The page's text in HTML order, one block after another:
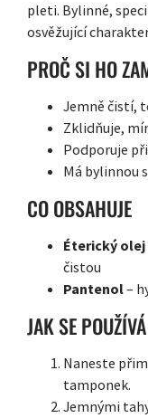
pleti. Bylinné,
osvěžující
PROČ SI HO
Jemně čistí,
Zklidňuje,
Podporuje
Má bylinnou
CO OBSAHUJE
Éterický
čistou
Pantenol–
JAK SE POUŽÍVÁ
Naneste
tamponek.
Jemnými